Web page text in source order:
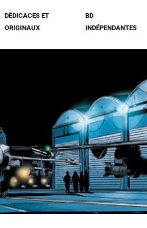
DÉDICACES ET
ORIGINAUX
BD
INDÉPENDANTES